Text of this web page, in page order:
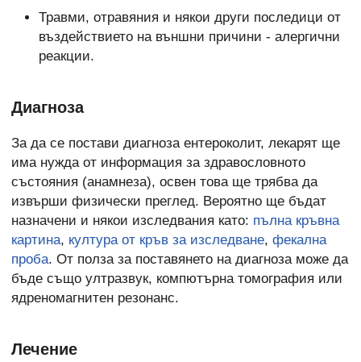
Травми, отравяния и някои други последици от
въздействието на външни причини - алергични
реакции.
Диагноза
За да се постави диагноза ентероколит, лекарят ще
има нужда от информация за здравословното
състояния (анамнеза), освен това ще трябва да
извърши физически преглед. Вероятно ще бъдат
назначени и някои изследвания като: пълна кръвна
картина, култура от кръв за изследване, фекална
проба. От полза за поставянето на диагноза може да
бъде също ултразвук, компютърна томография или
ядреномагнитен резонанс.
Лечение